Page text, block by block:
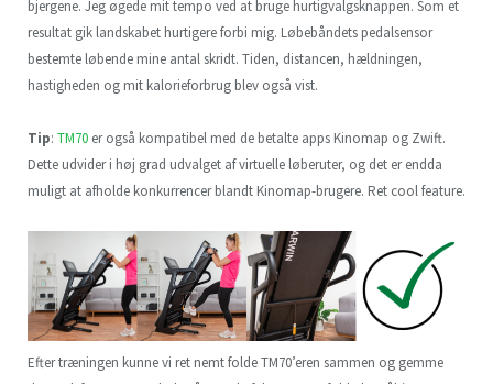
bjergene. Jeg øgede mit tempo ved at bruge hurtigvalgsknappen. Som et
resultat gik landskabet hurtigere forbi mig. Løbebåndets pedalsensor
bestemte løbende mine antal skridt. Tiden, distancen, hældningen,
hastigheden og mit kalorieforbrug blev også vist.
Tip: TM70 er også kompatibel med de betalte apps Kinomap og Zwift.
Dette udvider i høj grad udvalget af virtuelle løberuter, og det er endda
muligt at afholde konkurrencer blandt Kinomap-brugere. Ret cool feature.
Efter træningen kunne vi ret nemt folde TM70’eren sammen og gemme